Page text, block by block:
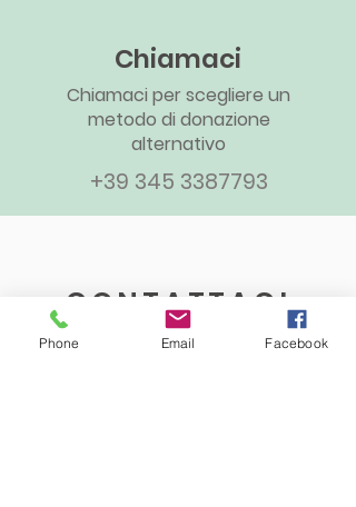
Chiamaci
Chiamaci per scegliere un
metodo di donazione
alternativo
+39 345 3387793
CONTATTACI
Nome
Phone Email Facebook